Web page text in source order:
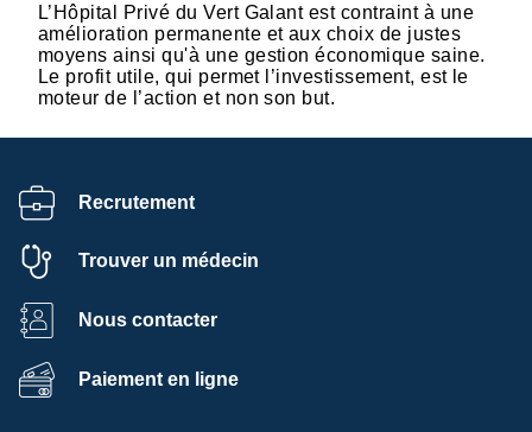
L’Hôpital Privé du Vert Galant est contraint à une
amélioration permanente et aux choix de justes
moyens ainsi qu'à une gestion économique saine.
Le profit utile, qui permet l’investissement, est le
moteur de l’action et non son but.
Recrutement
Trouver un médecin
Nous contacter
Paiement en ligne